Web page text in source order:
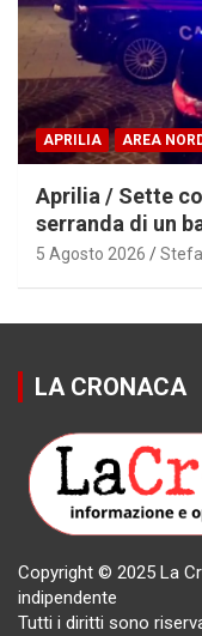
APRILIA AREA
Aprilia / Sette
serranda di un
5 Agosto 2026
LA CRONACA
Copyright © 2025 La
indipendente
Tutti i diritti sono